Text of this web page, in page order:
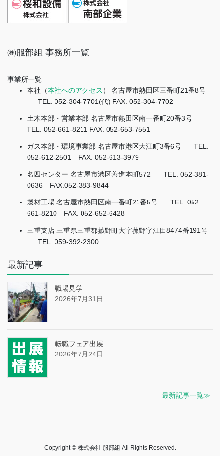
㈱服部組 事務所一覧
事業所一覧
本社（本社へのアクセス ） 名古屋市熱田区三番町21番8号
TEL. 052-304-7701(代) FAX. 052-304-7702
土木本部・営業本部 名古屋市熱田区南一番町20番3号
TEL. 052-661-8211 FAX. 052-653-7551
ガス本部・環境事業部 名古屋市港区大江町3番6号
TEL.
052-612-2501 FAX. 052-613-3979
名四センター 名古屋市港区善進本町572
TEL. 052-381-
0636 FAX.052-383-9844
製材工場 名古屋市熱田区南一番町21番5号
TEL. 052-
661-8210 FAX. 052-652-6428
三重支店 三重県三重郡菰野町大字菰野字江田8474番191号
TEL. 059-392-2300
最新記事
職場見学
2026年7月31日
転職フェア出展
2026年7月24日
最新記事一覧≫
Copyright © 株式会社 服部組 All Rights Reserved.